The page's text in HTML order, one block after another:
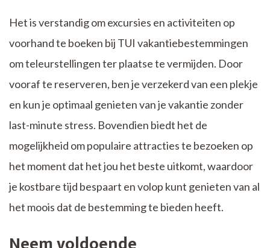
Het is verstandig om excursies en activiteiten op
voorhand te boeken bij TUI vakantiebestemmingen
om teleurstellingen ter plaatse te vermijden. Door
vooraf te reserveren, ben je verzekerd van een plekje
en kun je optimaal genieten van je vakantie zonder
last-minute stress. Bovendien biedt het de
mogelijkheid om populaire attracties te bezoeken op
het moment dat het jou het beste uitkomt, waardoor
je kostbare tijd bespaart en volop kunt genieten van al
het moois dat de bestemming te bieden heeft.